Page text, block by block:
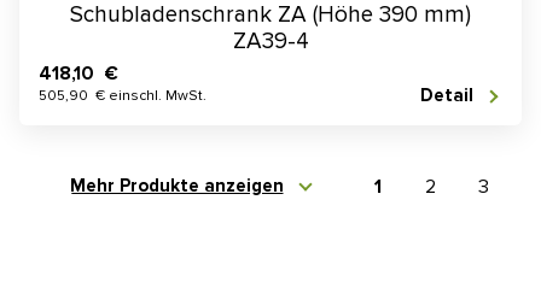
Schubladenschrank ZA (Höhe 390 mm)
ZA39-4
418,10 €
505,90 € einschl. MwSt. Detail
Mehr Produkte anzeigen 1 2 3